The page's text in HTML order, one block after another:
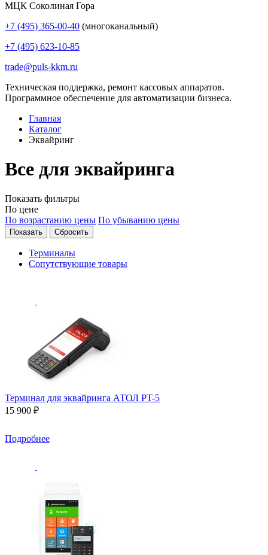
МЦК Соколиная Гора
+7 (495) 365-00-40 (многоканальный)
+7 (495) 623-10-85
trade@puls-kkm.ru
Техническая поддержка, ремонт кассовых аппаратов.
Программное обеспечение для автоматизации бизнеса.
Главная
Каталог
Эквайринг
Все для эквайринга
Показать фильтры
По цене
По возрастанию цены По убыванию цены
Терминалы
Сопутствующие товары
Терминал для эквайринга АТОЛ PT-5
15 900 ₽
Подробнее